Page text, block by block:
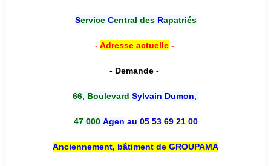
Service Central desRapatriés
-Adresse actuelle-
- Demande -
66, Boulevard Sylvain Dumon,
47 000 Agen au 05 53 69 21 00
Anciennement, bâtiment de GROUPAMA